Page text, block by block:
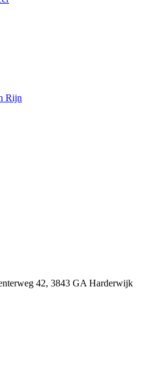
Rijn
42, 3843 GA Harderwijk